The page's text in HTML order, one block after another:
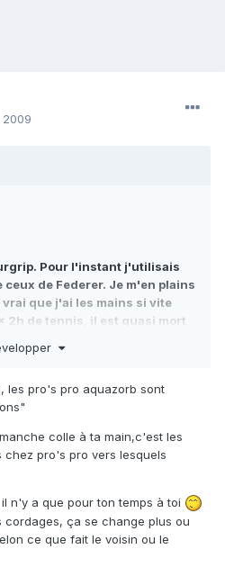
Pour l'instant j'utilisais
ceux de Federer. Je m'en plains
que j'ai les mains si vite
2h de tennis, il est quasi mort
dans la rubrique matos en
peau de pêche??! Cela
moi?? De plus, je voudrais
noir...
avec bcp de mm
les pro's pro aquazorb sont
colle à ta main,c'est les
chez pro's pro vers lesquels
n'y a que pour ton temps à toi
ça se change plus ou
ce que fait le voisin ou le